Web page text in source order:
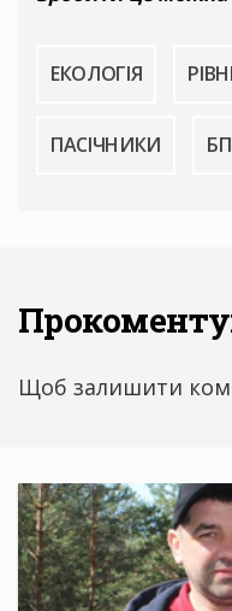
ЕКОЛОГІЯ
ПАСІЧНИКИ
Щоб залишити